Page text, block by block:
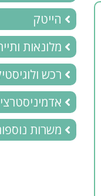
הייטק
מלונאות
רכש
משרות